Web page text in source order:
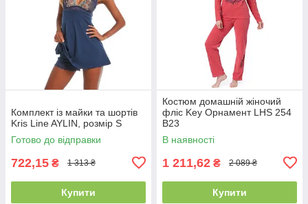
Комплект із майки та шортів
Kris Line AYLIN, розмір S
Готово до відправки
722,15 ₴ 1 313 ₴
Купити
Костюм домашній жіночий
фліс Key Орнамент LHS 254
B23
В наявності
1 211,62 ₴ 2 089 ₴
Купити